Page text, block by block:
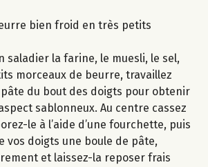
bien froid en très petits
saladier la farine, le muesli, le sel,
morceaux de beurre, travaillez
du bout des doigts pour obtenir
sablonneux. Au centre cassez
le à l’aide d’une fourchette, puis
vos doigts une boule de pâte,
et laissez-la reposer frais